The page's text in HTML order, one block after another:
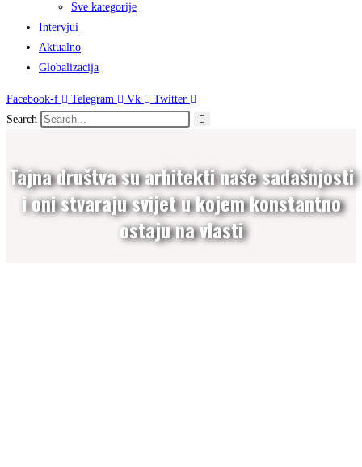
Sve kategorije
Intervjui
Aktualno
Globalizacija
Facebook-f Telegram Vk
Twitter
Search
Tajna društva su arhitekti naše sadašnjosti
i oni stvaraju svijet u kojem konstantno
ostaju na vlasti